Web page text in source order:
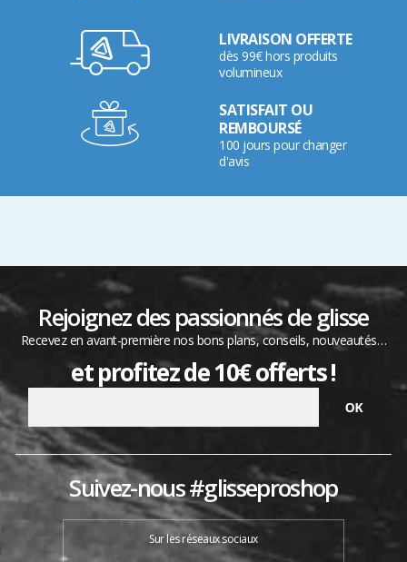
LIVRAISON OFFERTE
dès 99€ hors produits
volumineux
SATISFAIT OU
REMBOURSÉ
100 jours pour changer
d'avis
Rejoignez des passionnés de glisse
Recevez en avant-première nos bons plans, conseils, nouveautés…
et profitez de 10€ offerts !
Suivez-nous #glisseproshop
Sur les réseaux sociaux